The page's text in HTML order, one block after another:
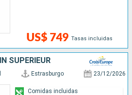
US$ 749 Tasas incluidas
SUPÉRIEUR
Estrasburgo 23/12/2026
Comidas incluidas